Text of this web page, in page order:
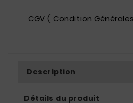
CGV ( Condition
Description
Détails du produit